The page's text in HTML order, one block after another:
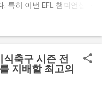
특히 이번 EFL 챔피언십
miss Southampton v
Downs : 사우스햄튼과
가 결장할 예정이며, 특히
스의 결장은 사우스햄튼
vs
식축구 시즌 전
지배할 최고의